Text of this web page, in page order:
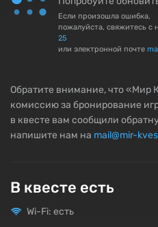
Если произошла ошибка,
пожалуйста, свяжитесь с
25
или электронной почте
Обратите внимание, что «Мир
комиссию за бронирование
в квесте вам сообщили
напишите нам на mail@mir-
В квесте есть
Wi-Fi: есть